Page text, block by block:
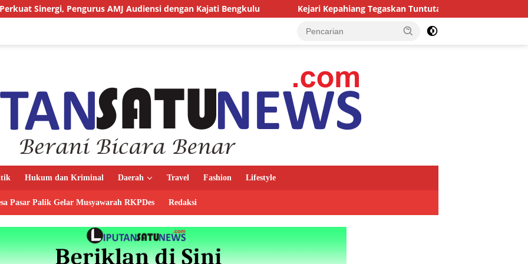
AMJ Audiensi dengan Kajati Bengkulu Kejari Kepahiang Tegaskan Tuntutan Berat bagi Predator Anak, Pelaku
Hukum dan Kriminal Daerah Travel Fashion Lifestyle
Pasar Palik Gelar Musyawarah RKPDes Redaksi